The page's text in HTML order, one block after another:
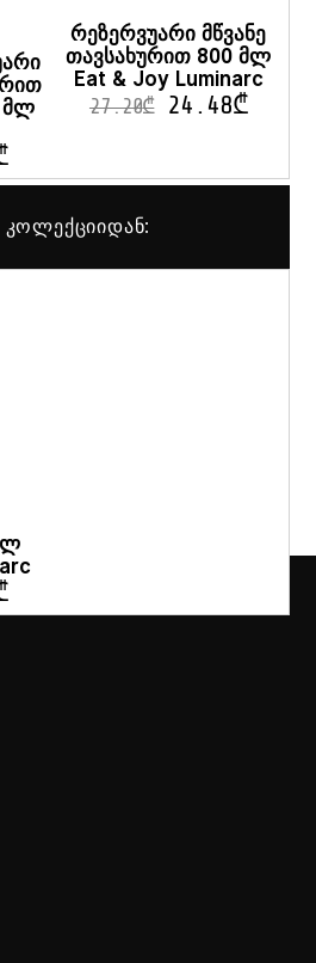
მლ
რეზერვუარი მწვანე
თავსახურით 800 მლ
Eat & Joy Luminarc
27.20₾ 24.48₾
კოლექციიდან:
ლ